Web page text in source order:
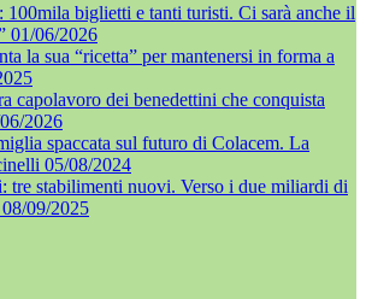
100mila biglietti e tanti turisti. Ci sarà anche il
01/06/2026
la sua “ricetta” per mantenersi in forma a
capolavoro dei benedettini che conquista
2026
spaccata sul futuro di Colacem. La
05/08/2024
tre stabilimenti nuovi. Verso i due miliardi di
08/09/2025